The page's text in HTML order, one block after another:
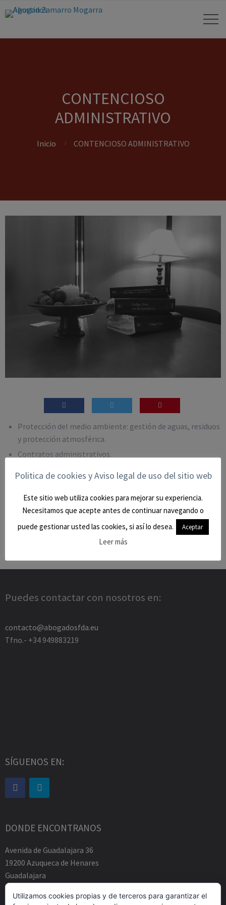
CONTENCIOSO
ADMINISTRATIVO
Inicio CONTENCIOSO ADMINISTRATIVO
Protección del medio ambiente: gestión de aguas, residuos
y protección atmosférica.
Contratos administrativos.
Expropiación forzosa.
Responsabilidad patrimonial.
Aguas, minas, montes e infraestructuras.
Recursos administrativos y contencioso-administrativos.
Puedes contactar con nosotros en:
contacto@abogadosfda.eu
Tfno.- +34 949883219
SÍGUENOS EN:
DONDE ENCONTRANOS
Avenida de Guadalajara 36
19200 Azuqueca de Henares
Guadalajara
Tfno.-+34 949883219
contacto@abogadosfda.eu
Politica de cookies y Aviso legal de uso del sitio web
Este sitio web utiliza cookies para mejorar su experiencia.
Necesitamos que acepte antes de continuar navegando o
puede gestionar usted las cookies, si así lo desea.
Aceptar
Leer más
Utilizamos cookies propias y de terceros para garantizar el